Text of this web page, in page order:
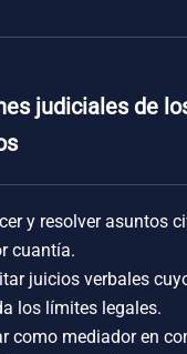
judiciales de
y resolver asuntos
cuantía.
juicios verbales
los límites legales.
como mediador en